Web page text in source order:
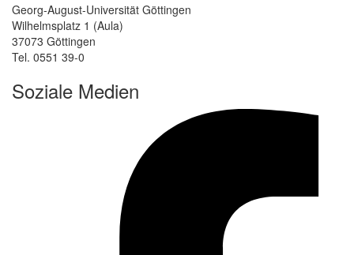
Georg-August-Universität Göttingen
Wilhelmsplatz 1 (Aula)
37073 Göttingen
Tel. 0551 39-0
Soziale Medien